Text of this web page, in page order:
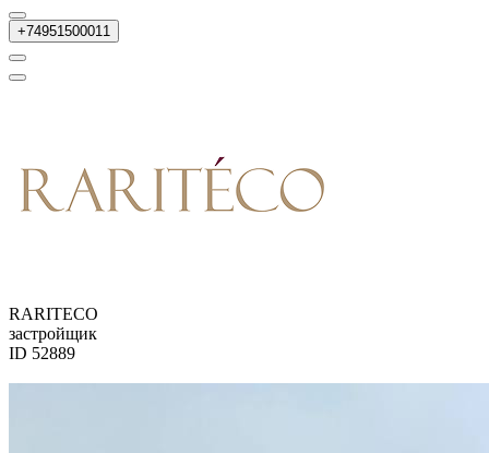
+74951500011
RARITECO
застройщик
ID 52889